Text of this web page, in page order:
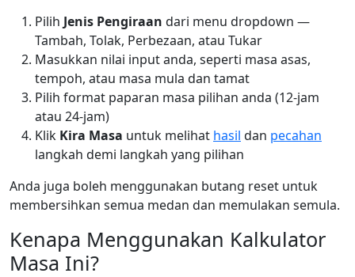
Pilih Jenis Pengiraan dari menu dropdown —
Tambah, Tolak, Perbezaan, atau Tukar
Masukkan nilai input anda, seperti masa asas,
tempoh, atau masa mula dan tamat
Pilih format paparan masa pilihan anda (12-jam
atau 24-jam)
Klik Kira Masa untuk melihat hasil dan pecahan
langkah demi langkah yang pilihan
Anda juga boleh menggunakan butang reset untuk
membersihkan semua medan dan memulakan semula.
Kenapa Menggunakan Kalkulator
Masa Ini?